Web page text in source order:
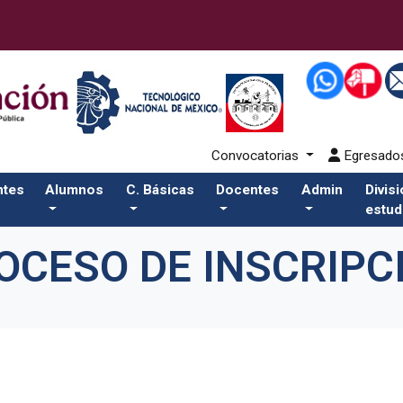
Convocatorias
Alumnos C. Básicas Docentes Admin
DE